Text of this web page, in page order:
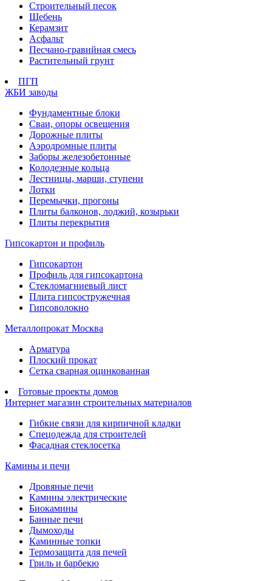
Строительный песок
Щебень
Керамзит
Асфальт
Песчано-гравийная смесь
Растительный грунт
ПГП
ЖБИ заводы
Фундаментные блоки
Сваи, опоры освещения
Дорожные плиты
Аэродромные плиты
Заборы железобетонные
Колодезные кольца
Лестницы, марши, ступени
Лотки
Перемычки, прогоны
Плиты балконов, лоджий, козырьки
Плиты перекрытия
Гипсокартон и профиль
Гипсокартон
Профиль для гипсокартона
Стекломагниевый лист
Плита гипсостружечная
Гипсоволокно
Металлопрокат Москва
Арматура
Плоский прокат
Сетка сварная оцинкованная
Готовые проекты домов
Интернет магазин строительных материалов
Гибкие связи для кирпичной кладки
Спецодежда для строителей
Фасадная стеклосетка
Камины и печи
Дровяные печи
Камины электрические
Биокамины
Банные печи
Дымоходы
Каминные топки
Термозащита для печей
Гриль и барбекю